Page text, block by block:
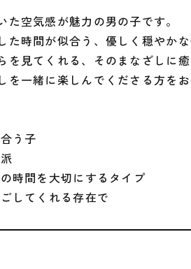
た空気感が魅力の男の子です。
た時間が似合う、優しく穏やかな
を見てくれる、そのまなざしに癒
を一緒に楽しんでくださる方を
う子
時間を大切にするタイプ
してくれる存在で